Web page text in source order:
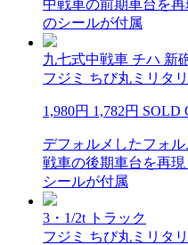
中戦車の前期車台を
のシールが付属
九七式中戦車 チハ 新
フジミ ちび丸ミリタ
1,980円 1,782円 SOLD
デフォルメしたフォ
戦車の後期車台を再
シールが付属
3・1/2t トラック
フジミ ちび丸ミリタ